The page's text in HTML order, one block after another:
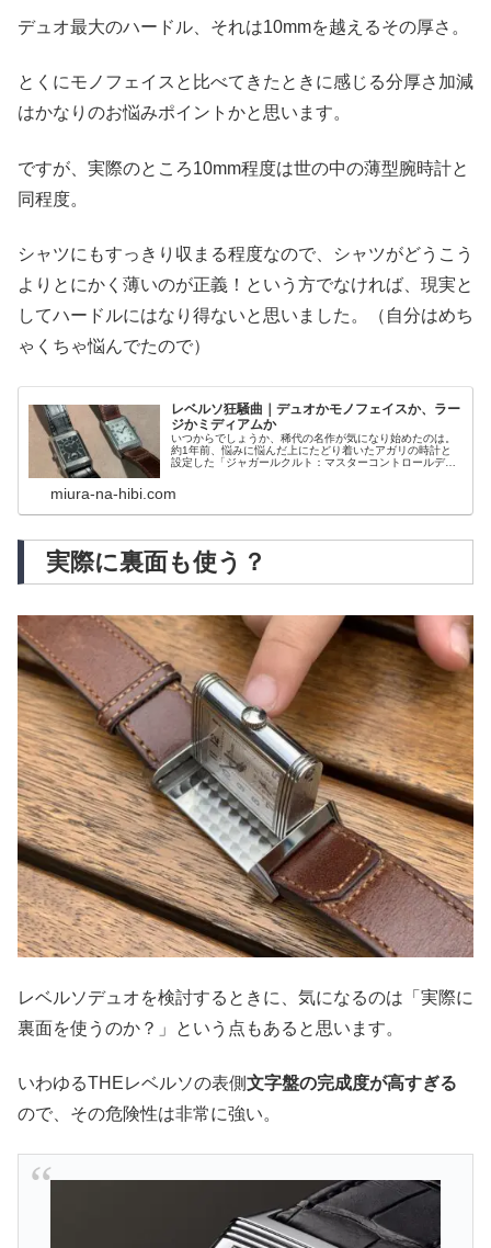
デュオ最大のハードル、それは10mmを越えるその厚さ。
とくにモノフェイスと比べてきたときに感じる分厚さ加減
はかなりのお悩みポイントかと思います。
ですが、実際のところ10mm程度は世の中の薄型腕時計と
同程度。
シャツにもすっきり収まる程度なので、シャツがどうこう
よりとにかく薄いのが正義！という方でなければ、現実と
してハードルにはなり得ないと思いました。（自分はめち
ゃくちゃ悩んでたので）
レベルソ狂騒曲｜デュオかモノフェイスか、ラー
ジかミディアムか
いつからでしょうか、稀代の名作が気になり始めたのは。
約1年前、悩みに悩んだ上にたどり着いたアガリの時計と
設定した「ジャガールクルト：マスターコントロールデイ
miura-na-hibi.com
実際に裏面も使う？
レベルソデュオを検討するときに、気になるのは「実際に
裏面を使うのか？」という点もあると思います。
いわゆるTHEレベルソの表側文字盤の完成度が高すぎる
ので、その危険性は非常に強い。